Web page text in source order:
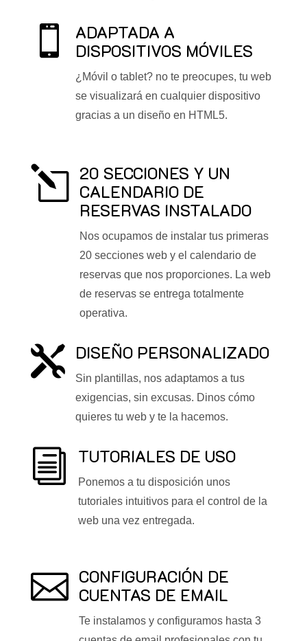

ADAPTADA A
DISPOSITIVOS MÓVILES
¿Móvil o tablet? no te preocupes, tu web
se visualizará en cualquier dispositivo
gracias a un diseño en HTML5.
l 20 SECCIONES Y UN
CALENDARIO DE
RESERVAS INSTALADO
Nos ocupamos de instalar tus primeras
20 secciones web y el calendario de
reservas que nos proporciones. La web
de reservas se entrega totalmente
operativa.
 DISEÑO PERSONALIZADO
Sin plantillas, nos adaptamos a tus
exigencias, sin excusas. Dinos cómo
quieres tu web y te la hacemos.
i TUTORIALES DE USO
Ponemos a tu disposición unos
tutoriales intuitivos para el control de la
web una vez entregada.
 CONFIGURACIÓN DE
CUENTAS DE EMAIL
Te instalamos y configuramos hasta 3